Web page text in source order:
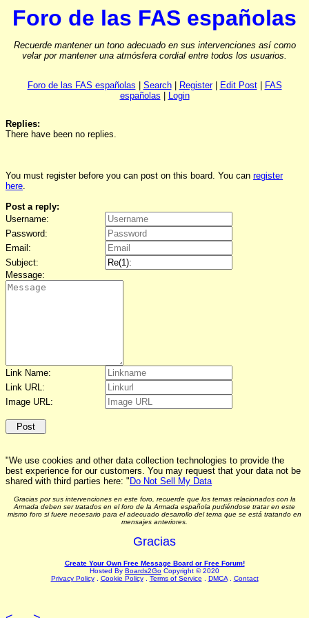
Foro de las FAS españolas
Recuerde mantener un tono adecuado en sus intervenciones así como
velar por mantener una atmósfera cordial entre todos los usuarios.
Foro de las FAS españolas Search| Register| Edit Post|
FAS
españolas
Login
Replies:
There have been no replies.
You must register before you can post on this board. You can register
here.
Post a reply:
Username:
Password:
Email:
Subject:
Message:
Link Name:
Link URL:
Image URL:
"We use cookies and other data collection technologies to provide the
best experience for our customers. You may request that your data not be
shared with third parties here: " Do Not Sell My Data
Gracias por sus intervenciones en este foro, recuerde que los temas relacionados con la
Armada deben ser tratados en el foro de la Armada española pudiéndose tratar en este
mismo foro si fuere necesario para el adecuado desarrollo del tema que se está tratando en
mensajes anteriores.
Gracias
Create Your Own Free Message Board or Free Forum!
Hosted By Boards2Go Copyright © 2020
Privacy Policy. Cookie Policy. Terms of Service DMCA. Contact